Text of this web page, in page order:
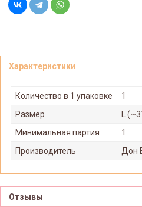
Характеристики
Количество в 1 упаковке
1
Размер
L
Минимальная партия
1
Производитель
Дон
Отзывы